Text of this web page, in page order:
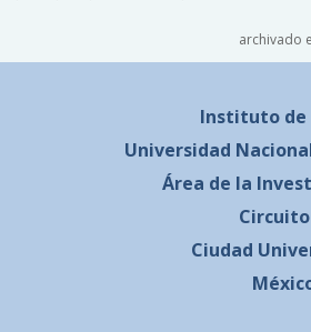
archivado
Instituto
Universidad
Área de la
Ciudad